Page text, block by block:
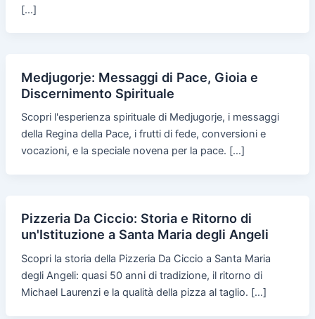
[…]
Medjugorje: Messaggi di Pace, Gioia e
Discernimento Spirituale
Scopri l'esperienza spirituale di Medjugorje, i messaggi
della Regina della Pace, i frutti di fede, conversioni e
vocazioni, e la speciale novena per la pace. […]
Pizzeria Da Ciccio: Storia e Ritorno di
un'Istituzione a Santa Maria degli Angeli
Scopri la storia della Pizzeria Da Ciccio a Santa Maria
degli Angeli: quasi 50 anni di tradizione, il ritorno di
Michael Laurenzi e la qualità della pizza al taglio. […]